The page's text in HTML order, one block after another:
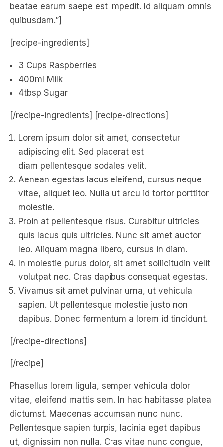
beatae earum saepe est impedit. Id aliquam omnis
quibusdam.”]
[recipe-ingredients]
3 Cups Raspberries
400ml Milk
4tbsp Sugar
[/recipe-ingredients] [recipe-directions]
Lorem ipsum dolor sit amet, consectetur
adipiscing elit. Sed placerat est
diam pellentesque sodales velit.
Aenean egestas lacus eleifend, cursus neque
vitae, aliquet leo. Nulla ut arcu id tortor porttitor
molestie.
Proin at pellentesque risus. Curabitur ultricies
quis lacus quis ultricies. Nunc sit amet auctor
leo. Aliquam magna libero, cursus in diam.
In molestie purus dolor, sit amet sollicitudin velit
volutpat nec. Cras dapibus consequat egestas.
Vivamus sit amet pulvinar urna, ut vehicula
sapien. Ut pellentesque molestie justo non
dapibus. Donec fermentum a lorem id tincidunt.
[/recipe-directions]
[/recipe]
Phasellus lorem ligula, semper vehicula dolor
vitae, eleifend mattis sem. In hac habitasse platea
dictumst. Maecenas accumsan nunc nunc.
Pellentesque sapien turpis, lacinia eget dapibus
ut, dignissim non nulla. Cras vitae nunc congue,